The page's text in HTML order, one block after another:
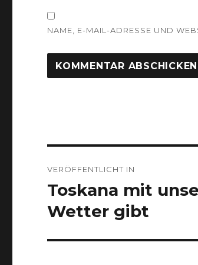
NAME, E-MAIL-ADRESSE UND
VERÖFFENTLICHT IN
Toskana mit
Wetter gibt